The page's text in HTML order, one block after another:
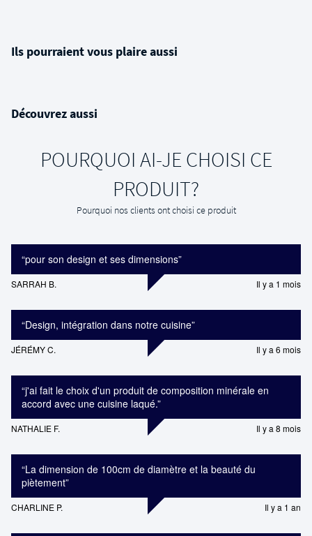
Ils pourraient vous plaire aussi
Découvrez aussi
POURQUOI AI-JE CHOISI CE
PRODUIT?
Pourquoi nos clients ont choisi ce produit
“pour son design et ses dimensions”
SARRAH B. Il y a 1 mois
“Design, intégration dans notre cuisine”
JÉRÉMY C. Il y a 6 mois
“j'ai fait le choix d'un produit de composition minérale en
accord avec une cuisine laqué.”
NATHALIE F. Il y a 8 mois
“La dimension de 100cm de diamètre et la beauté du
piètement”
CHARLINE P. Il y a 1 an